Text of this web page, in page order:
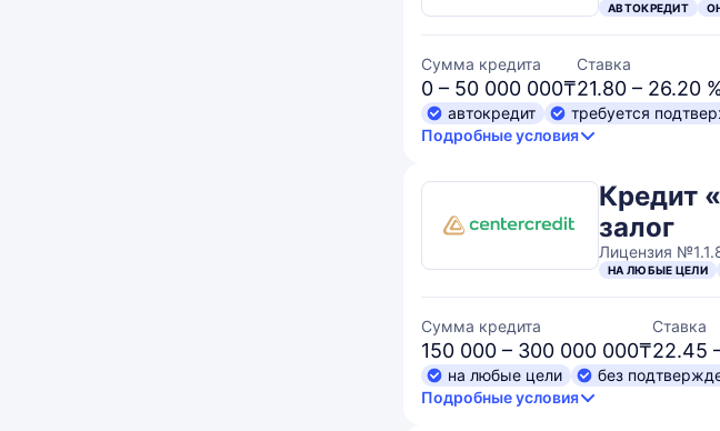
АВТОКРЕДИТ
Сумма кредита
0 – 50 000 000₸
Ставка
21.80 – 26.20 %
автокредит требуется
Подробные условия
Кредит
залог
Лицензия
НА ЛЮБЫЕ ЦЕЛИ
Сумма кредита
150 000 – 300 000 000₸
Ставка
22.45
на любые цели без
Подробные условия